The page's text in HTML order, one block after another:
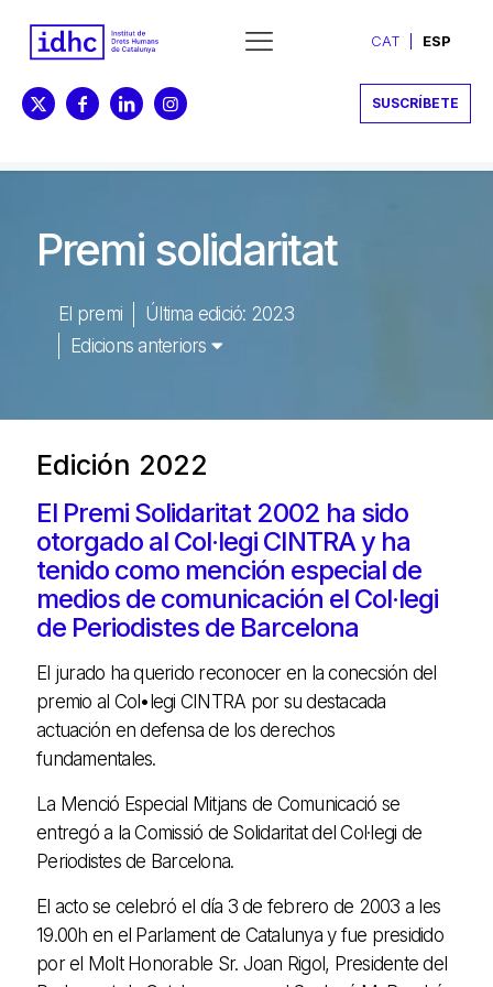
CAT ESP
SUSCRÍBETE
Premi solidaritat
El premi
Última edició: 2023
Edicions anteriors
Edición 2022
El Premi Solidaritat 2002 ha sido
otorgado al Col·legi CINTRA y ha
tenido como mención especial de
medios de comunicación el Col·legi
de Periodistes de Barcelona
El jurado ha querido reconocer en la conecsión del
premio al Col•legi CINTRA por su destacada
actuación en defensa de los derechos
fundamentales.
La Menció Especial Mitjans de Comunicació se
entregó a la Comissió de Solidaritat del Col·legi de
Periodistes de Barcelona.
El acto se celebró el día 3 de febrero de 2003 a les
19.00h en el Parlament de Catalunya y fue presidido
por el Molt Honorable Sr. Joan Rigol, Presidente del